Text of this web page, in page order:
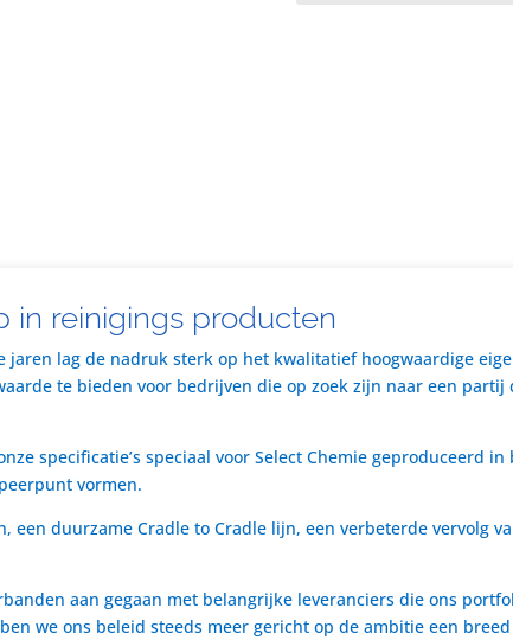
in reinigings producten
jaren lag de nadruk sterk op het kwalitatief hoogwaardige
te bieden voor bedrijven die op zoek zijn naar een
specificatie’s speciaal voor Select Chemie geproduceerd
vormen.
een duurzame Cradle to Cradle lijn, een verbeterde vervolg
aan gegaan met belangrijke leveranciers die ons
we ons beleid steeds meer gericht op de ambitie een